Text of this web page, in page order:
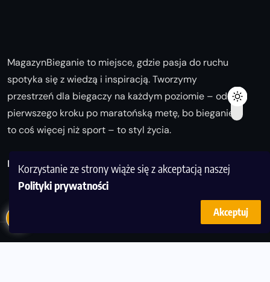
Korzystanie ze strony wiąże się z akceptacją naszej
Polityki prywatności
Akceptuj
MagazynBieganie to miejsce, gdzie pasja do ruchu
spotyka się z wiedzą i inspiracją. Tworzymy
przestrzeń dla biegaczy na każdym poziomie – od
pierwszego kroku po maratońską metę, bo bieganie
to coś więcej niż sport – to styl życia.
Biegaj z nami i odkrywaj swoją najlepszą wersję!